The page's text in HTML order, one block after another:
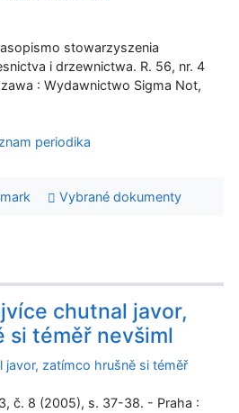
stowarzyszenia
i drzewnictwa. R. 56, nr. 4
: Wydawnictwo Sigma Not,
periodika
Vybrané dokumenty
chutnal javor,
si téměř nevšiml
javor, zatímco hrušně si téměř
č. 8 (2005), s. 37-38. - Praha :